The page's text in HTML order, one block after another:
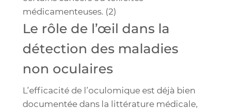
médicamenteuses. (2)
Le rôle de l’œil dans la
détection des maladies
non oculaires
L’efficacité de l’oculomique est déjà bien
documentée dans la littérature médicale,